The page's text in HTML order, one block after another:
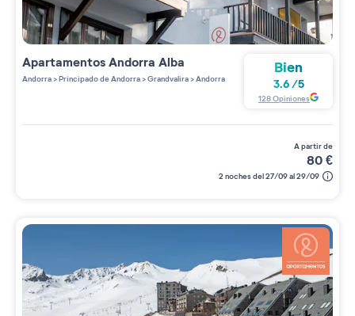
ApartamentosAndorra Alba
Andorra>Principado de Andorra>Grandvalira>Andorra
Bien
3.6/5
128Opiniones
a partir de
80€
2 noches del 27/09 al 29/09